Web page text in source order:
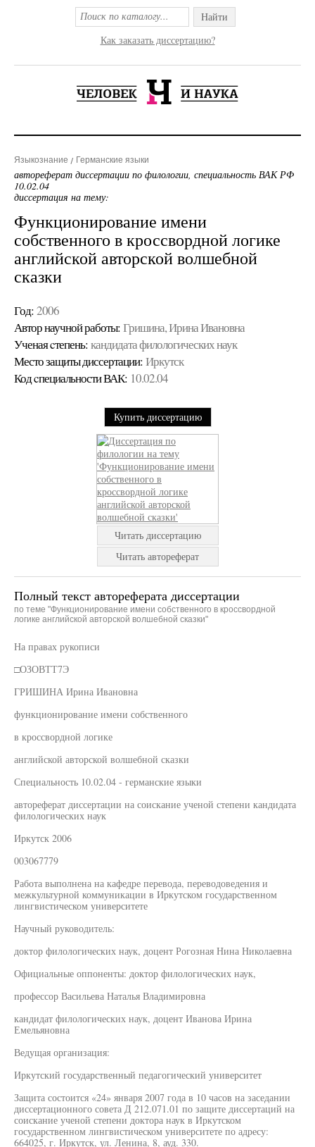
Найти
Как заказать диссертацию?
Языкознание Германские языки
автореферат диссертации по филологии, специальность ВАК РФ
10.02.04
диссертация на тему:
Функционирование имени
собственного в кроссвордной логике
английской авторской волшебной
сказки
Год: 2006
Автор научной работы: Гришина, Ирина Ивановна
Ученая cтепень: кандидата филологических наук
Место защиты диссертации: Иркутск
Код cпециальности ВАК: 10.02.04
Купить диссертацию
Читать диссертацию
Читать автореферат
Полный текст автореферата диссертации
по теме "Функционирование имени собственного в кроссвордной
логике английской авторской волшебной сказки"
На правах рукописи
□ОЗОВТТ7Э
ГРИШИНА Ирина Ивановна
функционирование имени собственного
в кроссвордной логике
английской авторской волшебной сказки
Специальность 10.02.04 - германские языки
автореферат диссертации на соискание ученой степени кандидата
филологических наук
Иркутск 2006
003067779
Работа выполнена на кафедре перевода, переводоведения и
межкультурной коммуникации в Иркутском государственном
лингвистическом университете
Научный руководитель:
доктор филологических наук, доцент Рогозная Нина Николаевна
Официальные оппоненты: доктор филологических наук,
профессор Васильева Наталья Владимировна
кандидат филологических наук, доцент Иванова Ирина
Емельяновна
Ведущая организация:
Иркутский государственный педагогический университет
Защита состоится «24» января 2007 года в 10 часов на заседании
диссертационного совета Д 212.071.01 по защите диссертаций на
соискание ученой степени доктора наук в Иркутском
государственном лингвистическом университете по адресу:
664025, г. Иркутск, ул. Ленина, 8, ауд. 330.